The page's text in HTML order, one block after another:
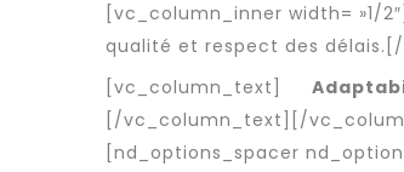
[vc_column_inner width= »1/
qualité et respect des
[vc_column_text]
[/vc_column_text][/
[nd_options_spacer